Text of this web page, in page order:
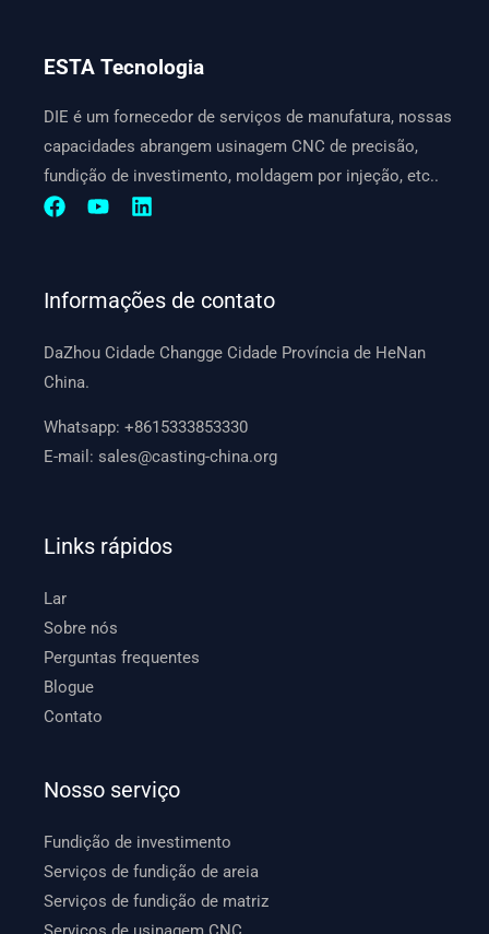
ESTA Tecnologia
DIE é um fornecedor de serviços de manufatura, nossas
capacidades abrangem usinagem CNC de precisão,
fundição de investimento, moldagem por injeção, etc..
Informações de contato
DaZhou Cidade Changge Cidade Província de HeNan
China.
Whatsapp:+8615333853330
E-mail:sales@casting-china.org
Links rápidos
Lar
Sobre nós
Perguntas frequentes
Blogue
Contato
Nosso serviço
Fundição de investimento
Serviços de fundição de areia
Serviços de fundição de matriz